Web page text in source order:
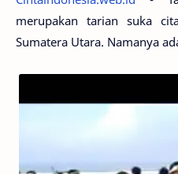
merupakan tarian suka
Sumatera Utara. Namanya